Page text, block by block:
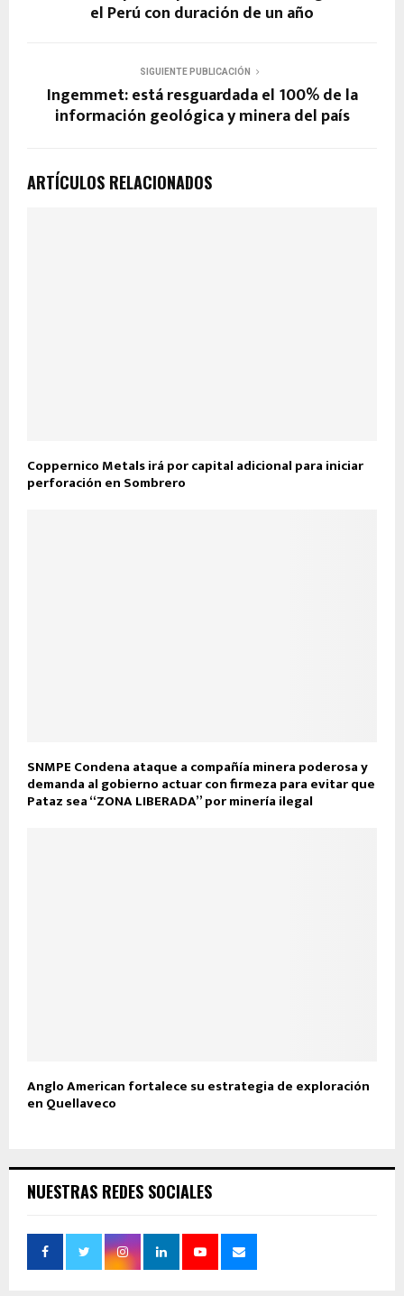
el Perú con duración de un año
SIGUIENTE PUBLICACIÓN
Ingemmet: está resguardada el 100% de la
información geológica y minera del país
ARTÍCULOS RELACIONADOS
Coppernico Metals irá por capital adicional para iniciar
perforación en Sombrero
SNMPE Condena ataque a compañía minera poderosa y
demanda al gobierno actuar con firmeza para evitar que
Pataz sea “ZONA LIBERADA” por minería ilegal
Anglo American fortalece su estrategia de exploración
en Quellaveco
NUESTRAS REDES SOCIALES